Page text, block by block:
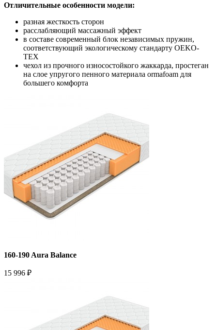
Отличительные особенности модели:
разная жесткость сторон
расслабляющий массажный эффект
в составе современный блок независимых пружин,
соответствующий экологическому стандарту OEKO-
TEX
чехол из прочного износостойкого жаккарда, простеган
на слое упругого пенного материала ormafoam для
большего комфорта
160-190 Aura Balance
15 996 ₽